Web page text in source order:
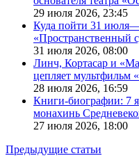
29 июля 2026, 23:45
Куда пойти 31
«Пространственный
31 июля 2026, 08:00
Линч, Кортасар и
цепляет мультфильм
28 июля 2026, 16:59
Книги-биографии: 7
монахинь
27 июля 2026, 18:00
Предыдущие статьи